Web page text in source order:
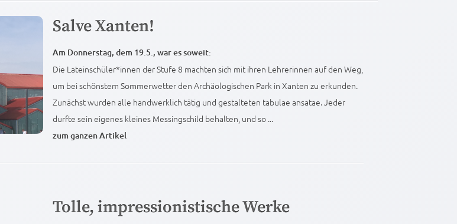
Salve Xanten!
Am Donnerstag, dem 19.5., war es soweit:
Die Lateinschüler*innen der Stufe 8 machten sich mit ihren Lehrerinnen auf den Weg,
um bei schönstem Sommerwetter den Archäologischen Park in Xanten zu erkunden.
Zunächst wurden alle handwerklich tätig und gestalteten tabulae ansatae. Jeder
durfte sein eigenes kleines Messingschild behalten, und so ...
zum ganzen Artikel
Tolle, impressionistische Werke